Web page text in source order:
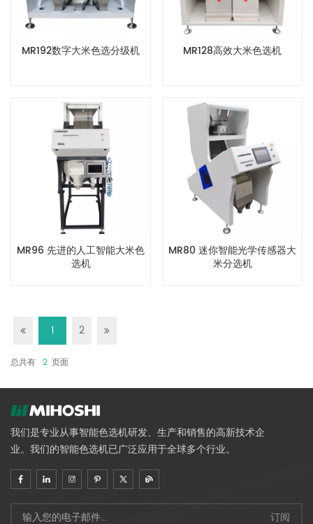
MR192数字大米色选分级机 MR128高效大米色选机
MR96 先进的人工智能大米色
选机
MR80 迷你智能光学传感器大
米分选机
1 2
总共有 2 页面
我们是专业从事智能色选机研发、生产和销售的高新技术企
业。我们的智能色选机已广泛应用于全球多个行业。